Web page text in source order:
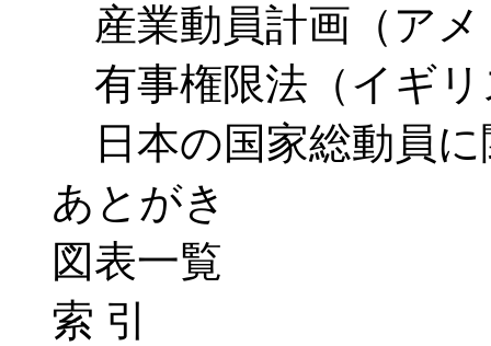
産業動員計画（アメ
有事権限法（イギリ
日本の国家総動員に
あとがき
図表一覧
索 引